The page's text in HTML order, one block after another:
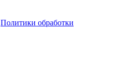
Политики обработки